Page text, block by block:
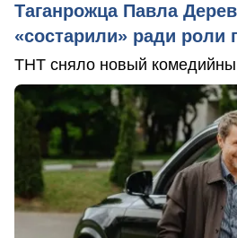
Таганрожца Павла
«состарили» ради роли
ТНТ сняло новый